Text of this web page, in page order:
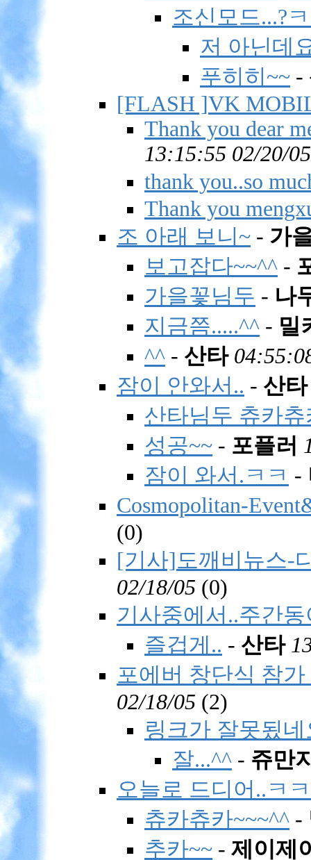
조신모드...?
저 아닌데
푸히히~~ -
[FLASH ]VK
Thank you dear
13:15:55 02/20/05
thank you..so
Thank you
조 아래 보니~ - 가
보고잡다~~^^ -
가을꽃님두 - 나
지금쯤.....^^ - 밀
^^ - 산타
잠이 안와서.. - 산타
산타님두 츄카
성공~~ - 포플러
잠이 와서.ㅋㅋ -
Cosmopolitan-
(0)
[기사]도깨비뉴스-
02/18/05 (0)
기사중에서..주간
즐겁게.. - 산타
포에버 창단식 참
02/18/05 (2)
링크가 잘못됬
잘...^^ - 쥬만
오늘로 드디어..ㅋㅋ
츄카츄카~~~^^ -
추카~~ - 제이제